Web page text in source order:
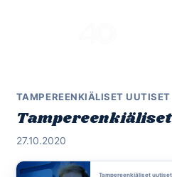
TAMPEREENKIÄLISET UUTISET
27.10.2020
Tampereenkiäliset uutiset